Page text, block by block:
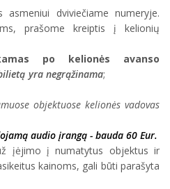
dviviečiame numeryje.
prašome kreiptis į kelionių
po kelionės avanso
yra negrąžinama;
objektuose kelionės vadovas
audio įrangą - bauda 60 Eur.
įėjimo į numatytus objektus ir
kainoms, gali būti parašyta